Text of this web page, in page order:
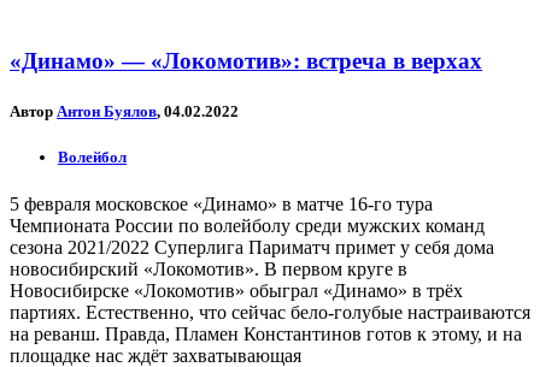
«Динамо» — «Локомотив»: встреча в верхах
Автор Антон Буялов, 04.02.2022
Волейбол
5 февраля московское «Динамо» в матче 16-го тура
Чемпионата России по волейболу среди мужских команд
сезона 2021/2022 Суперлига Париматч примет у себя дома
новосибирский «Локомотив». В первом круге в
Новосибирске «Локомотив» обыграл «Динамо» в трёх
партиях. Естественно, что сейчас бело-голубые настраиваются
на реванш. Правда, Пламен Константинов готов к этому, и на
площадке нас ждёт захватывающая